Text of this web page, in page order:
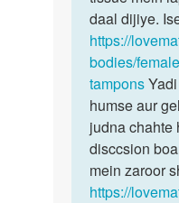
dhoke
kachre
dibbe
m…
by
Seema
ise
dhone
ki…
daal dijiye.
https://
bodies/
tampons
humse aur
judna chahte
disccsion
mein zaroor
https://